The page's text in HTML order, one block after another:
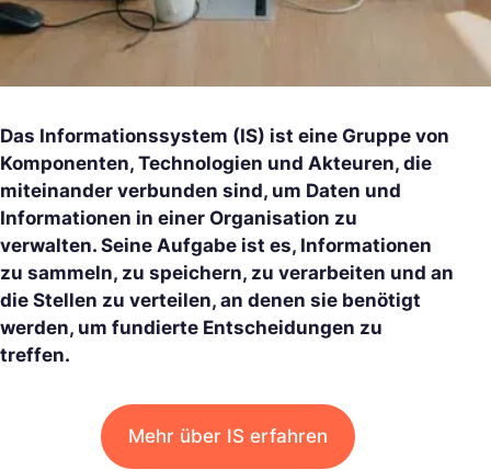
Das Informationssystem (IS) ist eine Gruppe von
Komponenten, Technologien und Akteuren, die
miteinander verbunden sind, um Daten und
Informationen in einer Organisation zu
verwalten. Seine Aufgabe ist es, Informationen
zu sammeln, zu speichern, zu verarbeiten und an
die Stellen zu verteilen, an denen sie benötigt
werden, um fundierte Entscheidungen zu
treffen.
Mehr über IS erfahren